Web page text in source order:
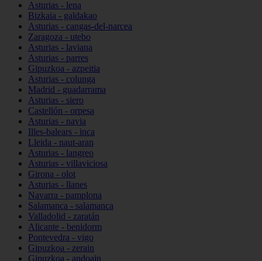
Asturias - lena
Bizkaia - galdakao
Asturias - cangas-del-narcea
Zaragoza - utebo
Asturias - laviana
Asturias - parres
Gipuzkoa - azpeitia
Asturias - colunga
Madrid - guadarrama
Asturias - siero
Castellón - orpesa
Asturias - navia
Illes-balears - inca
Lleida - naut-aran
Asturias - langreo
Asturias - villaviciosa
Girona - olot
Asturias - llanes
Navarra - pamplona
Salamanca - salamanca
Valladolid - zaratán
Alicante - benidorm
Pontevedra - vigo
Gipuzkoa - zerain
Gipuzkoa - andoain